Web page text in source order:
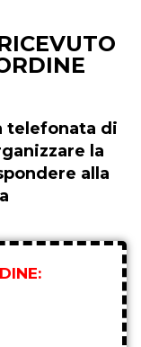
telefonata di
la
alla